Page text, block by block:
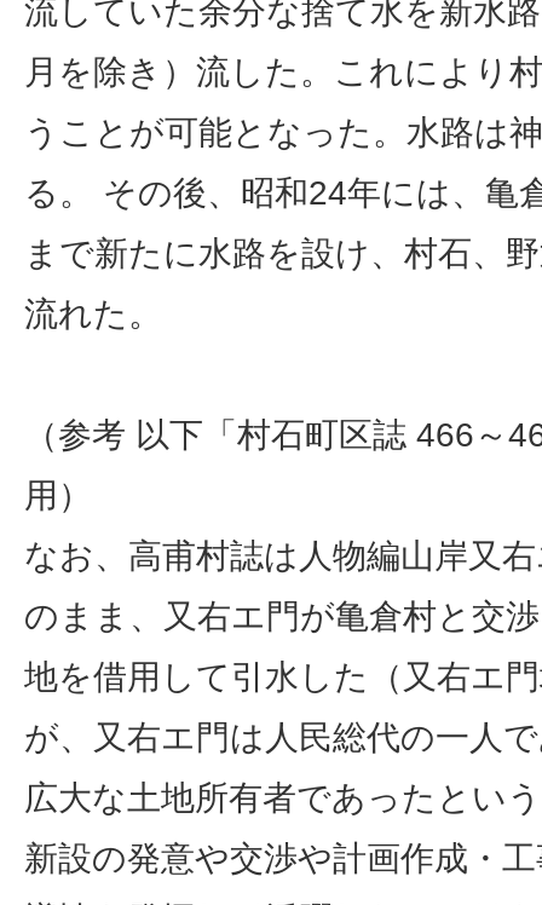
流していた余分な捨て水を新水
月を除き）流した。これにより
うことが可能となった。水路は
る。 その後、昭和24年には、亀
まで新たに水路を設け、村石、
流れた。
（参考 以下「村石町区誌 466～
用）
なお、高甫村誌は人物編山岸又
のまま、又右エ門が亀倉村と交
地を借用して引水した（又右エ
が、又右エ門は人民総代の一人
広大な土地所有者であったとい
新設の発意や交渉や計画作成・